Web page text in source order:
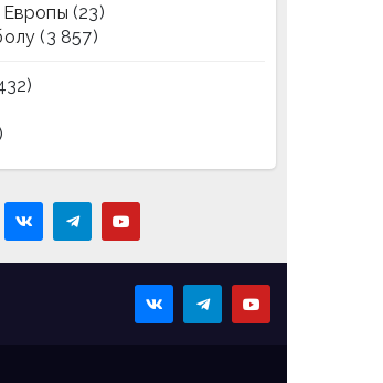
(23)
(3 857)